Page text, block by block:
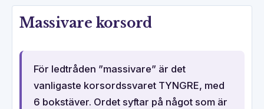
Massivare korsord
För ledtråden ”massivare” är det
vanligaste korsordssvaret TYNGRE, med
6 bokstäver. Ordet syftar på något som är